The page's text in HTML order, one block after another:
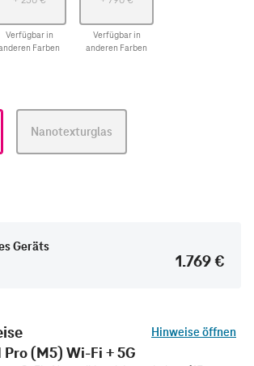
Verfügbar in
Farben
Verfügbar in
anderen Farben
Nanotexturglas
Geräts
1.769 €
Hinweise öffnen
(M5) Wi-Fi + 5G